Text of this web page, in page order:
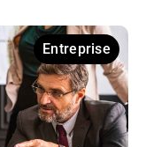
Entreprise